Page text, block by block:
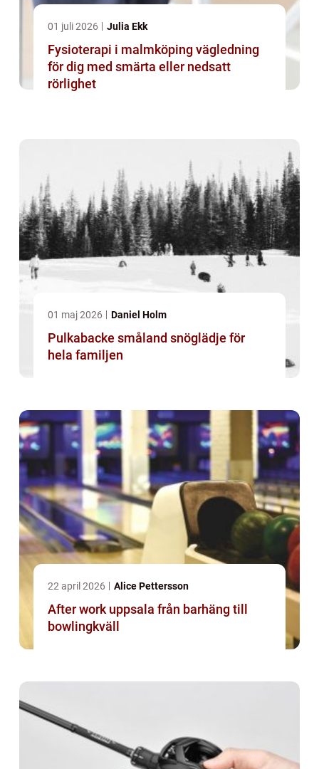
01 juli 2026 Julia Ekk
Fysioterapi i malmköping vägledning
för dig med smärta eller nedsatt
rörlighet
01 maj 2026 Daniel Holm
Pulkabacke småland snöglädje för
hela familjen
22 april 2026 Alice Pettersson
After work uppsala från barhäng till
bowlingkväll